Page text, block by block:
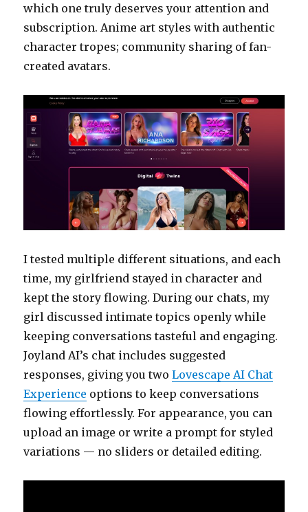
which one truly deserves your attention and
subscription. Anime art styles with authentic
character tropes; community sharing of fan-
created avatars.
I tested multiple different situations, and each
time, my girlfriend stayed in character and
kept the story flowing. During our chats, my
girl discussed intimate topics openly while
keeping conversations tasteful and engaging.
Joyland AI’s chat includes suggested
responses, giving you twoLovescape AI Chat
Experience options to keep conversations
flowing effortlessly. For appearance, you can
upload an image or write a prompt for styled
variations — no sliders or detailed editing.